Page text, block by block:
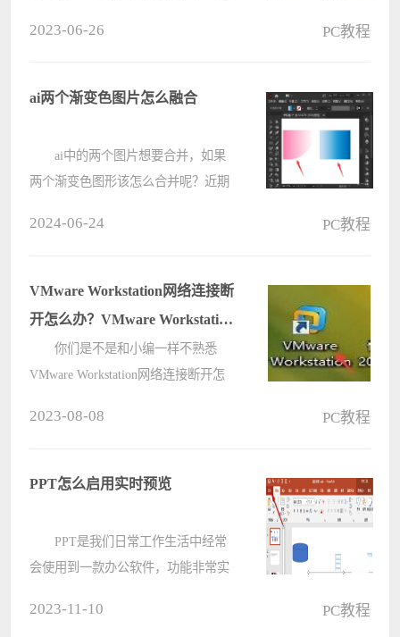
下面就跟着小编一起来看看Wps批量
2023-06-26 PC教程
ai两个渐变色图片怎么融合
ai中的两个图片想要合并，如果
两个渐变色图形该怎么合并呢？近期
问ai两个渐变色图片怎么融合？下面
小????
2024-06-24 PC教程
VMware Workstation网络连接断
开怎么办？VMware Workstation
网络连接断开的解决方法
你们是不是和小编一样不熟悉
VMware Workstation网络连接断开怎
看吧。 VMware Workstation网络
2023-08-08 PC教程
PPT怎么启用实时预览
PPT是我们日常工作生活中经常
会使用到一款办公软件，功能非常实
2023-11-10 PC教程